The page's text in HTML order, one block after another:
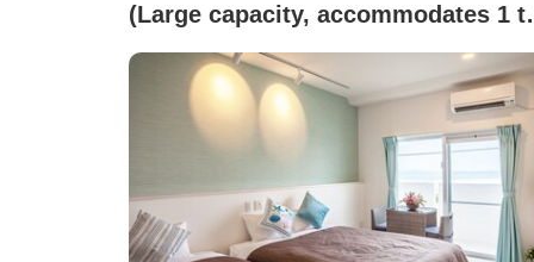
(Large capacity, accommodates 1
3 people)